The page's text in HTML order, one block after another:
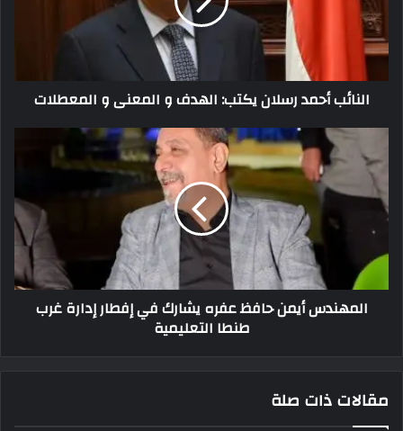
النائب أحمد رسلان يكتب: الهدف و المعنى و المعطلات
المهندس أيمن حافظ عفره يشارك في إفطار إدارة غرب
طنطا التعليمية
مقالات ذات صلة